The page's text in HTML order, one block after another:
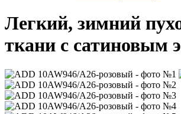
Легкий, зимний
ткани с сатиновым